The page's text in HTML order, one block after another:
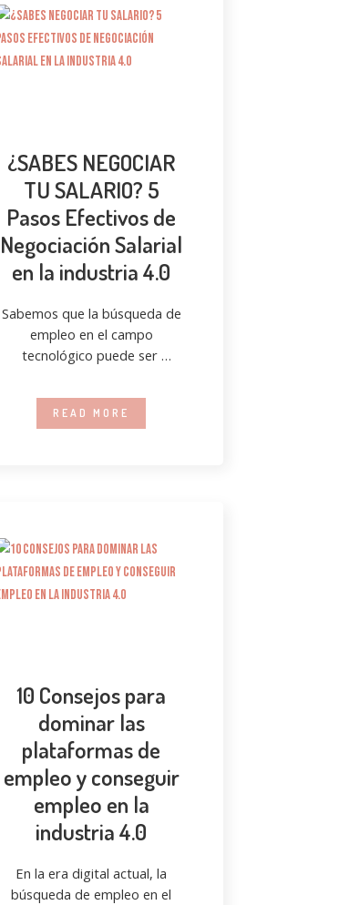
¿SABES NEGOCIAR
TU SALARIO? 5
Pasos Efectivos de
Negociación Salarial
en la industria 4.0
Sabemos que la búsqueda de
empleo en el campo
tecnológico puede ser
cuando se trata de negociar el
READ MORE
10 Consejos para
dominar las
plataformas de
empleo y conseguir
empleo en la
industria 4.0
En la era digital actual, la
búsqueda de empleo en el